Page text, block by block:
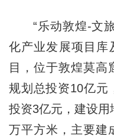
“乐动敦煌-文旅
化产业发展项目库
目，位于敦煌莫高
规划总投资10亿元
投资3亿元，建设
万平方米，主要建